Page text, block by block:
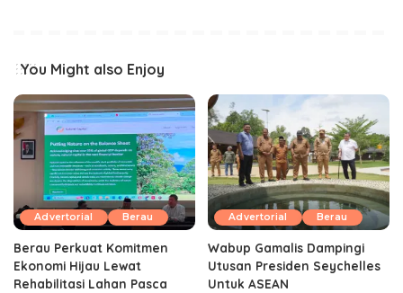
You Might also Enjoy
Advertorial Berau
Berau Perkuat Komitmen
Ekonomi Hijau Lewat
Rehabilitasi Lahan Pasca
Advertorial Berau
Wabup Gamalis Dampingi
Utusan Presiden Seychelles
Untuk ASEAN